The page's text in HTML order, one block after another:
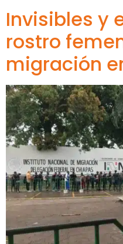
Invisibles y
rostro
migración